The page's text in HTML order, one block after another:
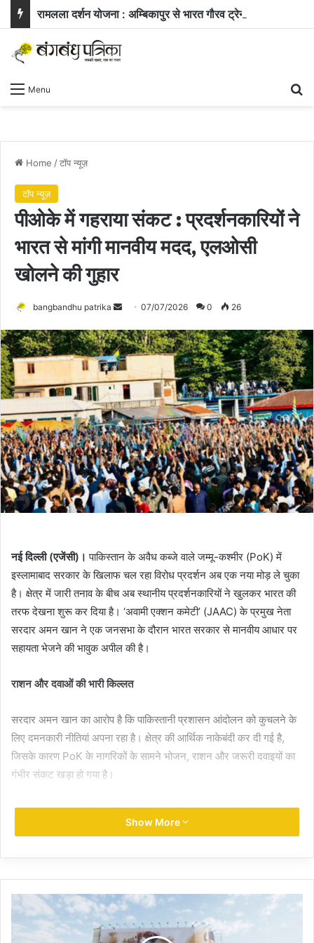
Menu
Home /टॉप न्यूज़
टॉप न्यूज़
पीओके में गहराया संकट : प्रदर्शनकारियों ने
भारत से मांगी मानवीय मदद, एलओसी
खोलने की गुहार
bangbandhu patrika
Send
email
07/07/2026 0 26
नई दिल्ली (एजेंसी)। पाकिस्तान के अवैध कब्जे वाले जम्मू-कश्मीर (PoK) में
इस्लामाबाद सरकार के खिलाफ चल रहा विरोध प्रदर्शन अब एक नया मोड़ ले चुका
है। क्षेत्र में जारी तनाव के बीच अब स्थानीय प्रदर्शनकारियों ने खुलकर भारत की
तरफ देखना शुरू कर दिया है। ‘अवामी एक्शन कमेटी’ (JAAC) के प्रमुख नेता
सरदार अमन खान ने एक जनसभा के दौरान भारत सरकार से मानवीय आधार पर
सहायता भेजने की भावुक अपील की है।
राशन और दवाओं की भारी किल्लत
सरदार अमन खान का आरोप है कि पाकिस्तानी प्रशासन आंदोलन को कुचलने के
लिए दमनकारी नीतियां अपना रहा है। क्षेत्र की आर्थिक नाकेबंदी कर दी गई है,
जिसके कारण PoK के नागरिकों के सामने भोजन, राशन और जरूरी दवाइयों का
गंभीर संकट खड़ा हो गया है।
अमन खान ने मांग की है कि: बिगड़ते हालातों को देखते हुए पुंछ और डोडा सेक्टर से
लगी नियंत्रण रेखा (LoC) को खोला जाए।
जाए।
नोट: हालांकि, सोशल मीडिया पर वायरल हो रहे इस बयान और वीडियो की अभी तक
स्वतंत्र रूप से पुष्टि नहीं की जा सकी है।
Show More